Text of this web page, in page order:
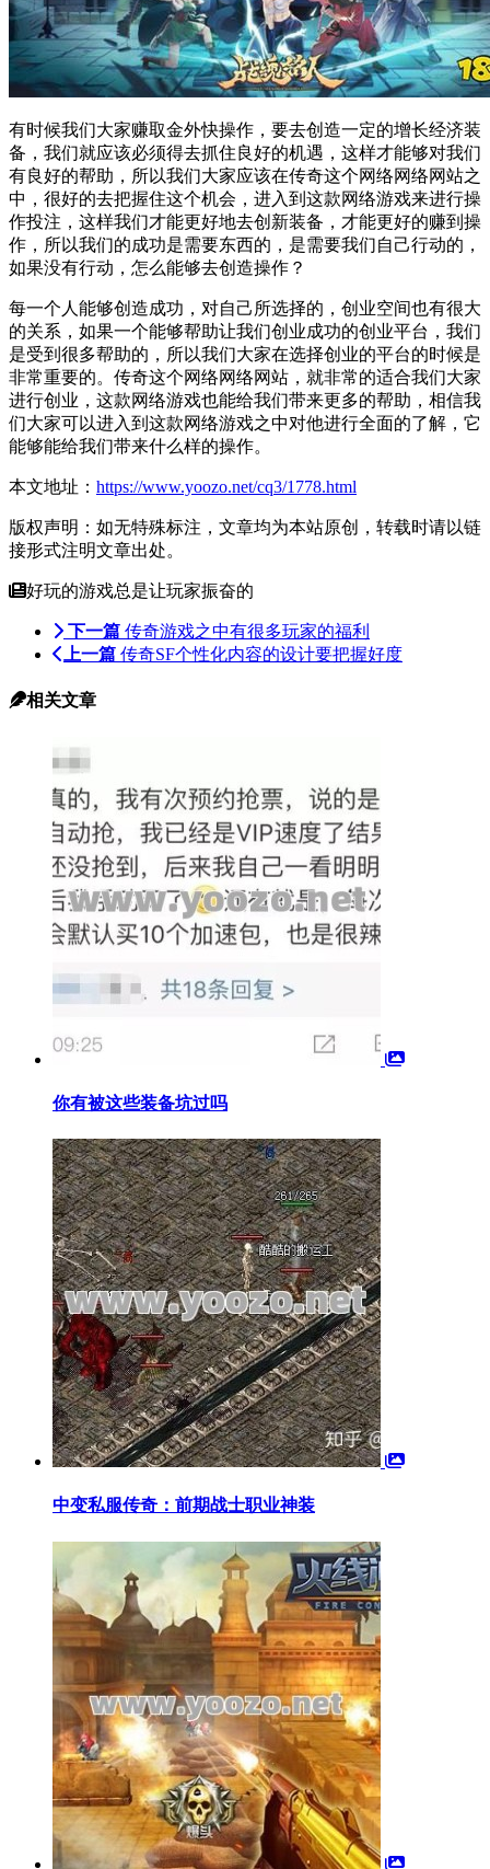
有时候我们大家赚取金外快操作 ，要去创造一定的增长经济装
备 ，我们就应该必须得去抓住良好的机遇，这样才能够对我们
有良好的帮助，所以我们大家应该在传奇这个网络网络网站之
中，很好的去把握住这个机会，进入到这款网络游戏来进行操
作投注，这样我们才能更好地去创新装备 ，才能更好的赚到 操
作 ，所以我们的成功是需要东西的，是需要我们自己行动的，
如果没有行动，怎么能够去创造操作 ？
每一个人能够创造成功，对自己所选择的，创业空间也有很大
的关系，如果一个能够帮助让我们创业成功的创业平台，我们
是受到很多帮助的，所以我们大家在选择创业的平台的时候是
非常重要的。 传奇这个网络网络网站 ，就非常的适合我们大家
进行创业，这款网络游戏也能给我们带来更多的帮助，相信我
们大家可以进入到这款网络游戏之中对他进行全面的了解，它
能够能给我们带来什么样的操作。
本文地址： https://www.yoozo.net/cq3/1778.html
版权声明：如无特殊标注，文章均为本站原创，转载时请以链
接形式注明文章出处。
好玩的游戏总是让玩家振奋的
下一篇 传奇游戏之中有很多玩家的福利
上一篇 传奇SF个性化内容的设计要把握好度
相关文章
你有被这些装备坑过吗
中变私服传奇：前期战士职业神装